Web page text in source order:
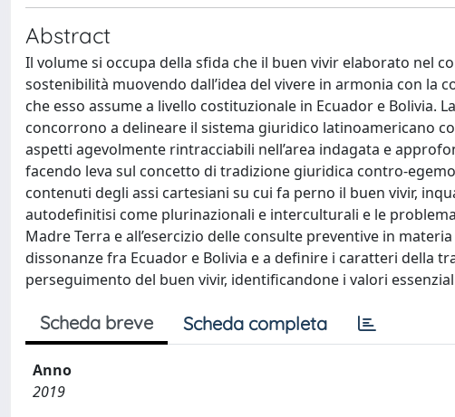
Abstract
Il volume si occupa della sfida che il buen vivir elaborato nel
sostenibilità muovendo dall’idea del vivere in armonia con la
che esso assume a livello costituzionale in Ecuador e Bolivia.
concorrono a delineare il sistema giuridico latinoamericano
aspetti agevolmente rintracciabili nell’area indagata e
facendo leva sul concetto di tradizione giuridica contro-
contenuti degli assi cartesiani su cui fa perno il buen vivir,
autodefinitisi come plurinazionali e interculturali e le
Madre Terra e all’esercizio delle consulte preventive in
dissonanze fra Ecuador e Bolivia e a definire i caratteri della
perseguimento del buen vivir, identificandone i valori
Scheda breve Scheda completa
Anno
2019